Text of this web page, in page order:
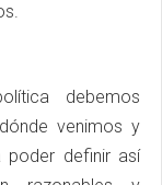
debemos
venimos y
poder definir así